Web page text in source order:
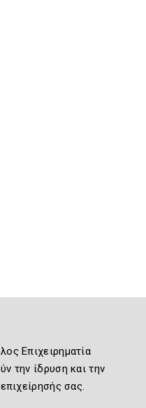
Επιχειρηματία
την ίδρυση και την
σας.